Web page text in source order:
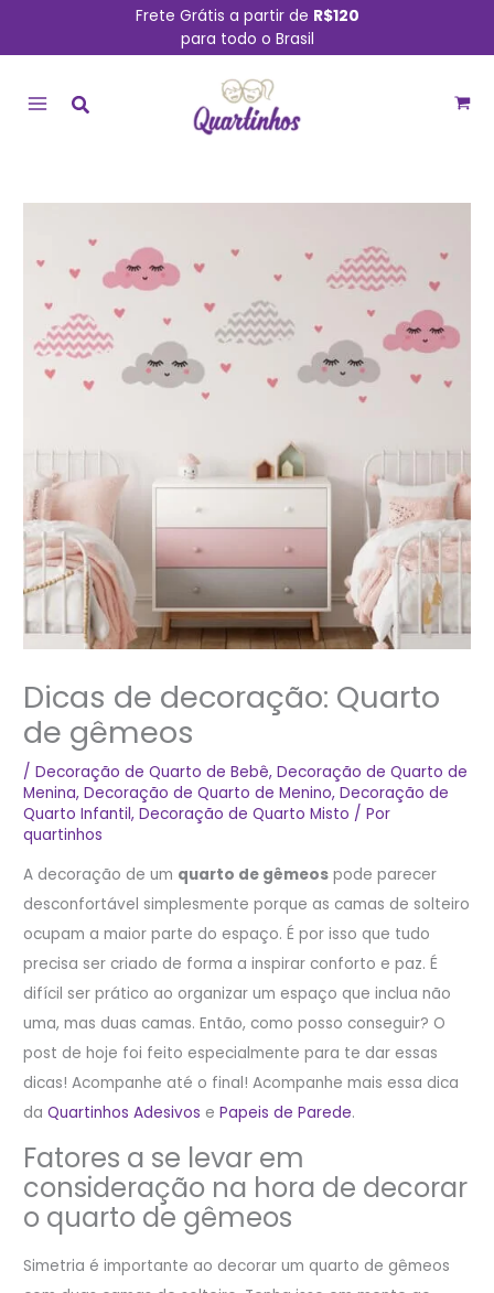
conteúdo
Frete Grátis a partir de R$120
para todo o Brasil
MENU
Dicas de decoração: Quarto
de gêmeos
/Decoração de Quarto de Bebê,Decoração de Quarto de
Menina,Decoração de Quarto de Menino,Decoração de
Quarto Infantil,Decoração de Quarto Misto / Por
quartinhos
A decoração de um quarto de gêmeos pode parecer
desconfortável simplesmente porque as camas de solteiro
ocupam a maior parte do espaço. É por isso que tudo
precisa ser criado de forma a inspirar conforto e paz. É
difícil ser prático ao organizar um espaço que inclua não
uma, mas duas camas. Então, como posso conseguir? O
post de hoje foi feito especialmente para te dar essas
dicas! Acompanhe até o final! Acompanhe mais essa dica
daQuartinhos Adesivos ePapeis de Parede.
Fatores a se levar em
consideração na hora de decorar
o quarto de gêmeos
Simetria é importante ao decorar um quarto de gêmeos